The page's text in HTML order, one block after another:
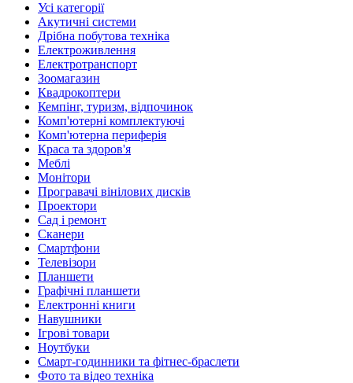
Усі категорії
Акутичні системи
Дрібна побутова техніка
Електроживлення
Електротранспорт
Зоомагазин
Квадрокоптери
Кемпінг, туризм, відпочинок
Комп'ютерні комплектуючі
Комп'ютерна периферія
Краса та здоров'я
Меблі
Монітори
Програвачі вінілових дисків
Проектори
Сад і ремонт
Сканери
Смартфони
Телевізори
Планшети
Графічні планшети
Електронні книги
Навушники
Ігрові товари
Ноутбуки
Смарт-годинники та фітнес-браслети
Фото та відео техніка